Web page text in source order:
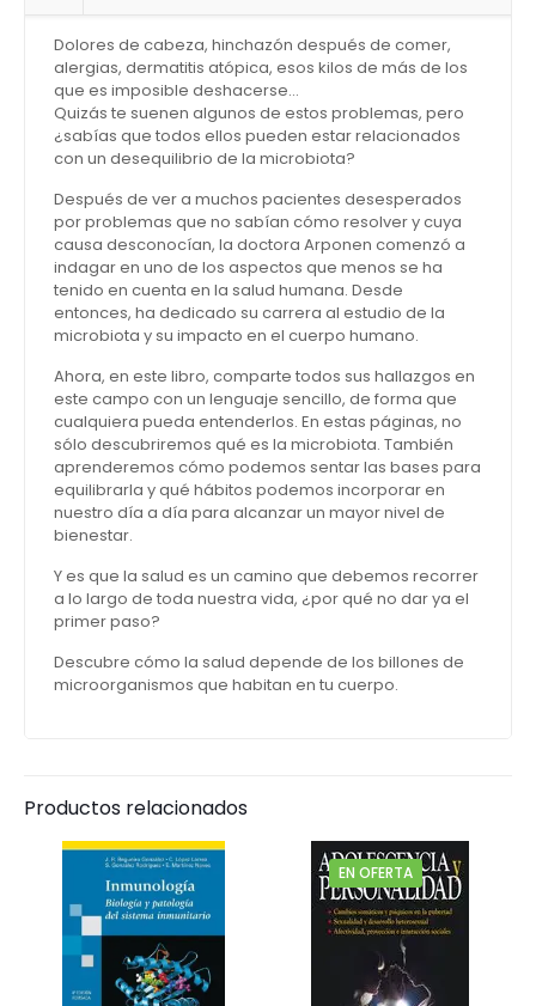
Dolores de cabeza, hinchazón después de comer,
alergias, dermatitis atópica, esos kilos de más de los
que es imposible deshacerse…
Quizás te suenen algunos de estos problemas, pero
¿sabías que todos ellos pueden estar relacionados
con un desequilibrio de la microbiota?
Después de ver a muchos pacientes desesperados
por problemas que no sabían cómo resolver y cuya
causa desconocían, la doctora Arponen comenzó a
indagar en uno de los aspectos que menos se ha
tenido en cuenta en la salud humana. Desde
entonces, ha dedicado su carrera al estudio de la
microbiota y su impacto en el cuerpo humano.
Ahora, en este libro, comparte todos sus hallazgos en
este campo con un lenguaje sencillo, de forma que
cualquiera pueda entenderlos. En estas páginas, no
sólo descubriremos qué es la microbiota. También
aprenderemos cómo podemos sentar las bases para
equilibrarla y qué hábitos podemos incorporar en
nuestro día a día para alcanzar un mayor nivel de
bienestar.
Y es que la salud es un camino que debemos recorrer
a lo largo de toda nuestra vida, ¿por qué no dar ya el
primer paso?
Descubre cómo la salud depende de los billones de
microorganismos que habitan en tu cuerpo.
Productos relacionados
EN OFERTA